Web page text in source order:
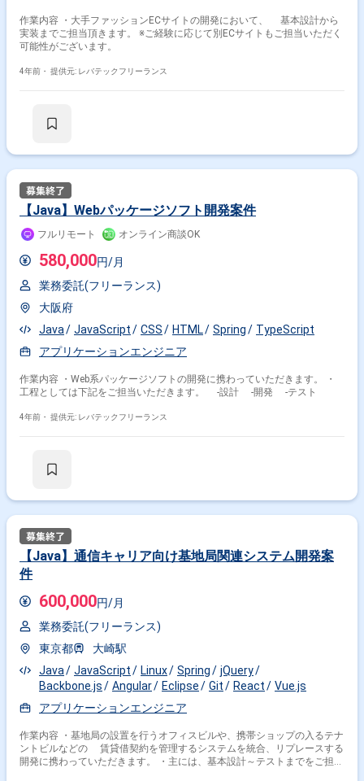
作業内容 ・大手ファッションECサイトの開発において、 基本設計から
実装までご担当頂きます。 ※ご経験に応じて別ECサイトもご担当いただく
可能性がございます。
4年前・ 提供元: レバテックフリーランス
【Java】Webパッケージソフト開発案件
フルリモート オンライン商談OK
580,000円/月
業務委託(フリーランス)
大阪府
Java
JavaScript CSS HTML Spring
TypeScript
アプリケーションエンジニア
作業内容 ・Web系パッケージソフトの開発に携わっていただきます。 ・
工程としては下記をご担当いただきます。 -設計 -開発 -テスト
4年前・ 提供元: レバテックフリーランス
【Java】通信キャリア向け基地局関連システム開発案
件
600,000円/月
業務委託(フリーランス)
東京都
大崎駅
Java
JavaScript Linux Spring
jQuery
Backbone.js
Angular Eclipse Git React
Vue.js
アプリケーションエンジニア
作業内容 ・基地局の設置を行うオフィスビルや、携帯ショップの入るテナ
ントビルなどの 賃貸借契約を管理するシステムを統合、リプレースする
開発に携わっていただきます。 ・主には、基本設計～テストまでをご担当